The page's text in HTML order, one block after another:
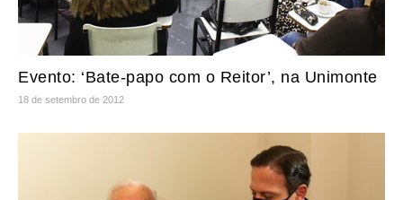
Evento: ‘Bate-papo com o Reitor’, na Unimonte
18 de setembro de 2012